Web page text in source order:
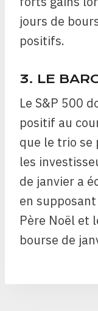
jours de
positifs.
3. LE
Le S&P 500
positif au
que le trio se
les
de janvier a
en
Père Noël et
bourse de